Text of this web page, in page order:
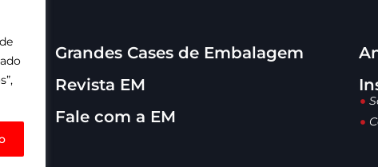
Grandes Cases de Embalagem
Revista EM
Fale com a EM